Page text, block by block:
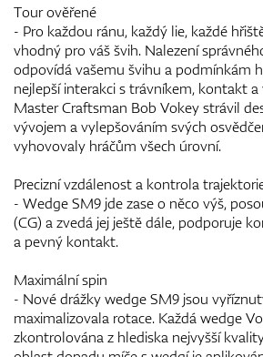
Tour ověřené
- Pro každou ránu, každý lie, každé
vhodný pro váš švih. Nalezení
odpovídá vašemu švihu a podmínkám
nejlepší interakci s trávníkem, kontakt
Master Craftsman Bob Vokey strávil
vývojem a vylepšováním svých
vyhovovaly hráčům všech úrovní.
Precizní vzdálenost a kontrola
- Wedge SM9 jde zase o něco výš,
(CG) a zvedá jej ještě dále, podporuje
a pevný kontakt.
Maximální spin
- Nové drážky wedge SM9 jsou
maximalizovala rotace. Každá wedge
zkontrolována z hlediska nejvyšší